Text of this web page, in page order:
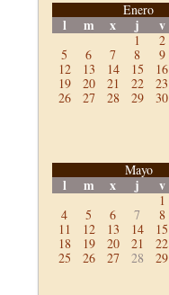
Enero
l m x j v
1 2
5
6 7 8 9
12
13 14 15 16
19
20 21 22 23
26
27 28 29 30
Mayo
l m x j v
1
4
5 6 7 8
11
12 13 14 15
18
19 20 21 22
25
26 27 28 29